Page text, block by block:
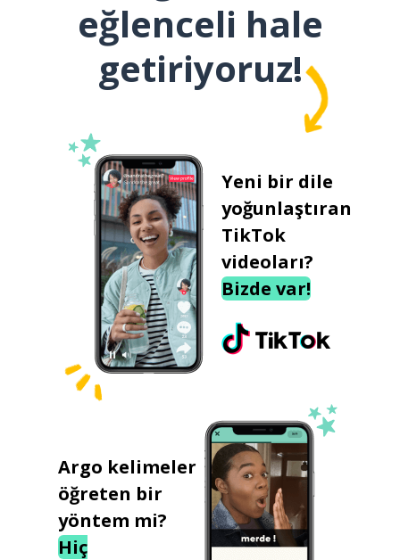
eğlenceli hale
getiriyoruz!
Yeni bir dile
yoğunlaştıran
TikTok
videoları?
Bizde var!
Argo kelimeler
öğreten bir
yöntem mi?
Hiç